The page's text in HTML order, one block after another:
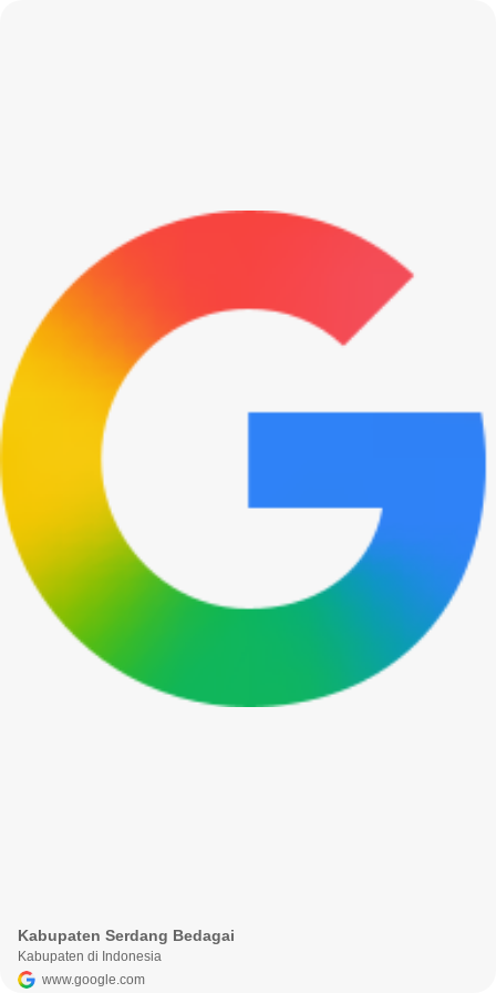
Kabupaten Serdang Bedagai
Kabupaten di Indonesia
www.google.com